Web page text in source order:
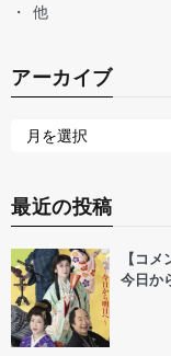
他
アーカイブ
最近の投稿
【コ
今日か